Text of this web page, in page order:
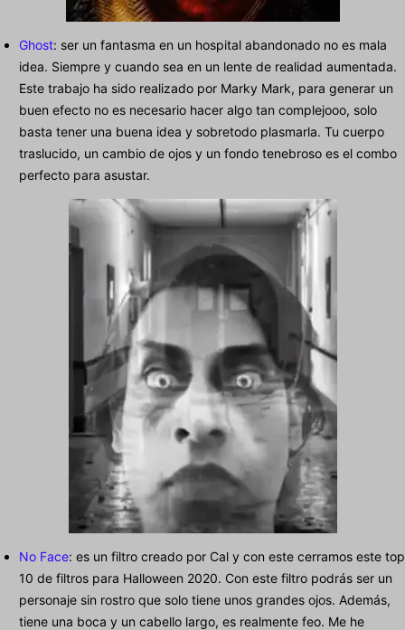
Ghost: ser un fantasma en un hospital abandonado no es mala
idea. Siempre y cuando sea en un lente de realidad aumentada.
Este trabajo ha sido realizado por Marky Mark, para generar un
buen efecto no es necesario hacer algo tan complejooo, solo
basta tener una buena idea y sobretodo plasmarla. Tu cuerpo
traslucido, un cambio de ojos y un fondo tenebroso es el combo
perfecto para asustar.
No Face: es un filtro creado por Cal y con este cerramos este top
10 de filtros para Halloween 2020. Con este filtro podrás ser un
personaje sin rostro que solo tiene unos grandes ojos. Además,
tiene una boca y un cabello largo, es realmente feo. Me he